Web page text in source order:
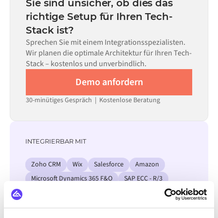
allein nicht ausreicht.
erforderlichen Datenflüsse und Ihrem internen
Prüfprozess. Vorgefertigte Konnektoren für viele
Systeme sind im Alumio Marketplace verfügbar, was die
Einrichtungszeit erheblich verkürzt.
Sie sind unsicher, ob dies das
richtige Setup für Ihren Tech-
Stack ist?
Sprechen Sie mit einem Integrationsspezialisten.
Wir planen die optimale Architektur für Ihren Tech-
Stack – kostenlos und unverbindlich.
Demo anfordern
30-minütiges Gespräch | Kostenlose Beratung
INTEGRIERBAR MIT
Zoho CRM Wix Salesforce
Amazon
Microsoft Dynamics 365 F&O
SAP ECC - R/3